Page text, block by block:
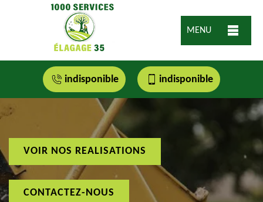
MENU
indisponible indisponible
VOIR NOS REALISATIONS
CONTACTEZ-NOUS